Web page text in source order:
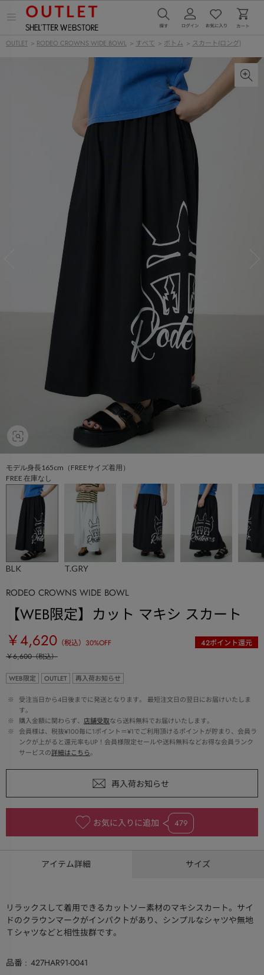
ー
OUTLET > RODEO CROWNS WIDE BOWL > すべて > ボトム > スカート(ロング)
モデル身長165cm（FREEサイズ着用）
FREE 在庫なし
BLK T.GRY
RODEO CROWNS WIDE BOWL
【WEB限定】カット マキシ スカート
￥4,620 （税込） 30%OFF 42ポイント還元
￥6,600（税込）
WEB限定 OUTLET 再入荷お知らせ
※
受注当日から4日後までに発送となります。 最短注文日の翌日にお届けいたしま
す。
※
購入金額に関わらず、 店舗受取なら送料無料でお届けいたします。
※
会員様は、税抜¥100毎に1ポイント＝¥1でご利用頂けるポイントが貯まり、会員ラ
ンクが上がると還元率もUP！会員様限定セールや送料無料などお得な会員ランク
サービスの詳細はこちら。
お気に入りに追加 479
アイテム詳細 サイズ
リラックスして着用できるカットソー素材のマキシスカート。サイ
ドのクラウンマークがインパクトがあり、シンプルなシャツや無地
Ｔシャツなどと相性抜群です。
品番
427HAR91-0041